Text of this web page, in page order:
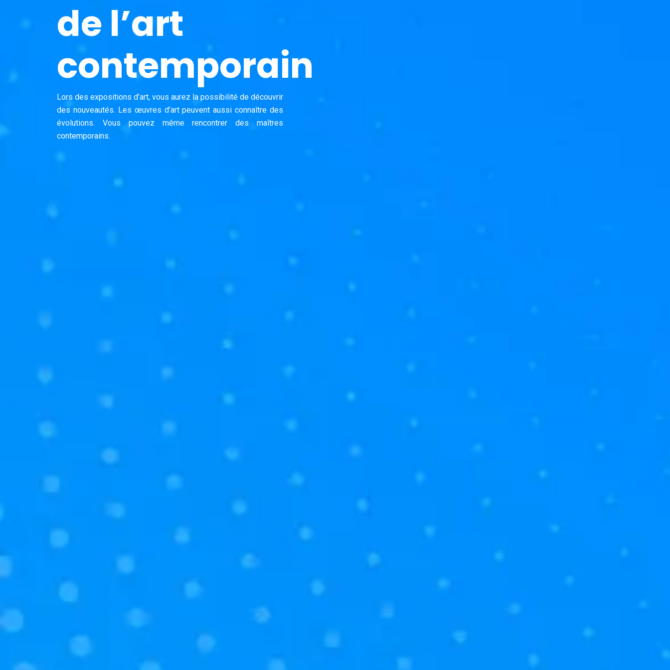
de l’art
contemporain
Lors des expositions d’art, vous aurez la possibilité de découvrir
des nouveautés. Les œuvres d’art peuvent aussi connaître des
évolutions. Vous pouvez même rencontrer des maîtres
contemporains.